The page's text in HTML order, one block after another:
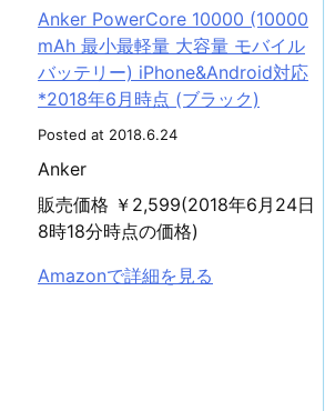
Anker PowerCore 10000 (10000
mAh 最小最軽量 大容量 モバイル
バッテリー) iPhone&Android対応
*2018年6月時点 (ブラック)
Posted at 2018.6.24
Anker
販売価格 ￥2,599(2018年6月24日
8時18分時点の価格)
Amazonで詳細を見る